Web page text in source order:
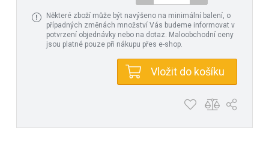
Některé zboží může být navýšeno na minimální balení, o
případných změnách množství Vás budeme informovat v
potvrzení objednávky nebo na dotaz. Maloobchodní ceny
jsou platné pouze při nákupu přes e-shop.
Vložit do košíku